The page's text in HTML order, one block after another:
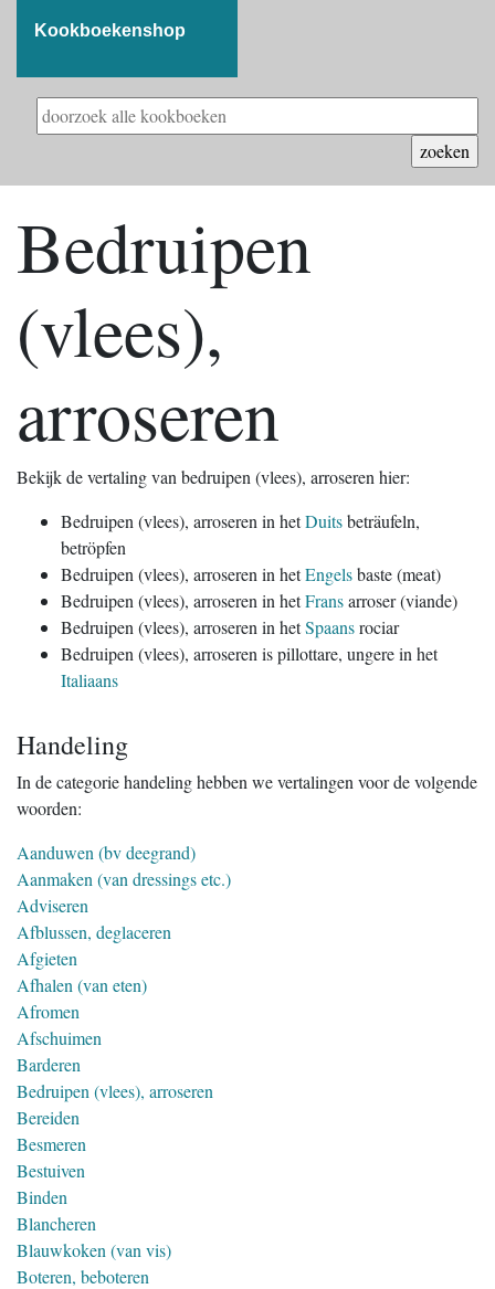
Kookboekenshop
Bedruipen
(vlees),
arroseren
Bekijk de vertaling van bedruipen (vlees), arroseren hier:
Bedruipen (vlees), arroseren in hetDuitsbeträufeln,
betröpfen
Bedruipen (vlees), arroseren in hetEngelsbaste (meat)
Bedruipen (vlees), arroseren in hetFransarroser (viande)
Bedruipen (vlees), arroseren in hetSpaansrociar
Bedruipen (vlees), arroseren is pillottare, ungere in het
Italiaans
Handeling
In de categorie handeling hebben we vertalingen voor de volgende
woorden:
Aanduwen (bv deegrand)
Aanmaken (van dressings etc.)
Adviseren
Afblussen, deglaceren
Afgieten
Afhalen (van eten)
Afromen
Afschuimen
Barderen
Bedruipen (vlees), arroseren
Bereiden
Besmeren
Bestuiven
Binden
Blancheren
Blauwkoken (van vis)
Boteren, beboteren